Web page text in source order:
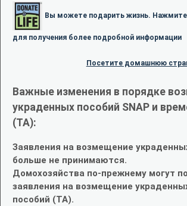
Вы можете подарить жизнь. Нажмите
для получения более подробной информации
Посетите домашнюю
Важные изменения в порядке
украденных пособий SNAP и
(TA):
Заявления на возмещение
больше не принимаются.
Домохозяйства по-прежнему могут
заявления на возмещение
пособий (TA).